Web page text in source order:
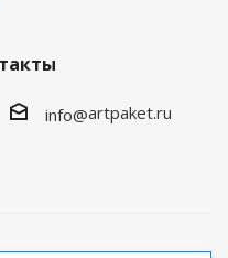
info@artpaket.ru